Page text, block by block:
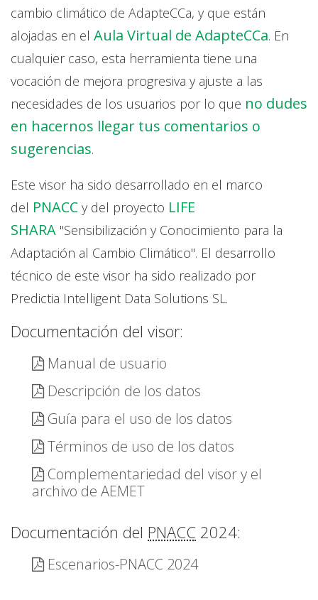
cambio climático de AdapteCCa, y que están
alojadas en el Aula Virtual de AdapteCCa. En
cualquier caso, esta herramienta tiene una
vocación de mejora progresiva y ajuste a las
necesidades de los usuarios por lo que no dudes
en hacernos llegar tus comentarios o
sugerencias.
Este visor ha sido desarrollado en el marco
del PNACC y del proyecto LIFE
SHARA "Sensibilización y Conocimiento para la
Adaptación al Cambio Climático". El desarrollo
técnico de este visor ha sido realizado por
Predictia Intelligent Data Solutions SL.
Documentación del visor:
Manual de usuario
Descripción de los datos
Guía para el uso de los datos
Términos de uso de los datos
Complementariedad del visor y el
archivo de AEMET
Documentación del PNACC 2024:
Escenarios-PNACC 2024